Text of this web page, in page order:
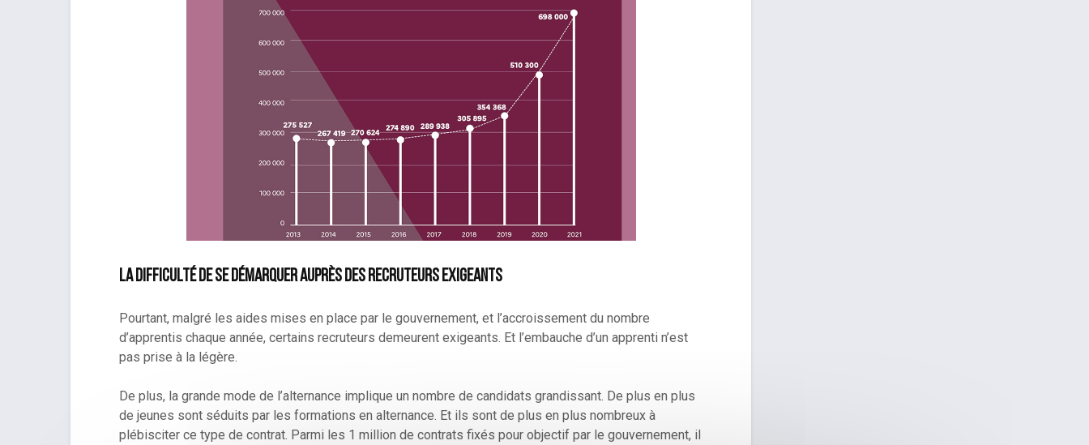
La difficulté de se démarquer auprès des recruteurs exigeants
Pourtant, malgré les aides mises en place par le gouvernement, et l’accroissement du nombre
d’apprentis chaque année, certains recruteurs demeurent exigeants. Et l’embauche d’un apprenti n’est
pas prise à la légère.
De plus, la grande mode de l’alternance implique un nombre de candidats grandissant. De plus en plus
de jeunes sont séduits par les formations en alternance. Et ils sont de plus en plus nombreux à
plébisciter ce type de contrat. Parmi les 1 million de contrats fixés pour objectif par le gouvernement, il